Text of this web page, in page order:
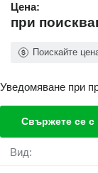
Цена:
при
Поискайте
Уведомяване при
Свържете се с
Вид: